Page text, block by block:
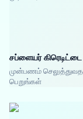
சப்ளையர்
முன்பணம்
பெறுங்கள்